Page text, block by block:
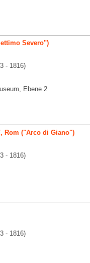
Severo")
- 1816)
Ebene 2
Rom ("Arco di Giano")
- 1816)
- 1816)